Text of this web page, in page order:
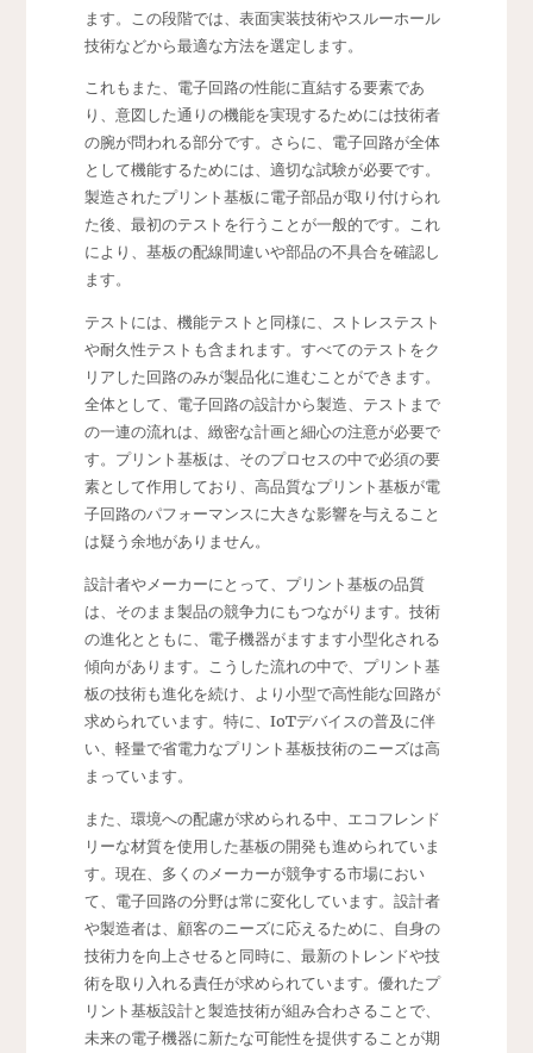
ます。この段階では、表面実装技術やスルーホール
技術などから最適な方法を選定します。
これもまた、電子回路の性能に直結する要素であ
り、意図した通りの機能を実現するためには技術者
の腕が問われる部分です。さらに、電子回路が全体
として機能するためには、適切な試験が必要です。
製造されたプリント基板に電子部品が取り付けられ
た後、最初のテストを行うことが一般的です。これ
により、基板の配線間違いや部品の不具合を確認し
ます。
テストには、機能テストと同様に、ストレステスト
や耐久性テストも含まれます。すべてのテストをク
リアした回路のみが製品化に進むことができます。
全体として、電子回路の設計から製造、テストまで
の一連の流れは、緻密な計画と細心の注意が必要で
す。プリント基板は、そのプロセスの中で必須の要
素として作用しており、高品質なプリント基板が電
子回路のパフォーマンスに大きな影響を与えること
は疑う余地がありません。
設計者やメーカーにとって、プリント基板の品質
は、そのまま製品の競争力にもつながります。技術
の進化とともに、電子機器がますます小型化される
傾向があります。こうした流れの中で、プリント基
板の技術も進化を続け、より小型で高性能な回路が
求められています。特に、IoTデバイスの普及に伴
い、軽量で省電力なプリント基板技術のニーズは高
まっています。
また、環境への配慮が求められる中、エコフレンド
リーな材質を使用した基板の開発も進められていま
す。現在、多くのメーカーが競争する市場におい
て、電子回路の分野は常に変化しています。設計者
や製造者は、顧客のニーズに応えるために、自身の
技術力を向上させると同時に、最新のトレンドや技
術を取り入れる責任が求められています。優れたプ
リント基板設計と製造技術が組み合わさることで、
未来の電子機器に新たな可能性を提供することが期